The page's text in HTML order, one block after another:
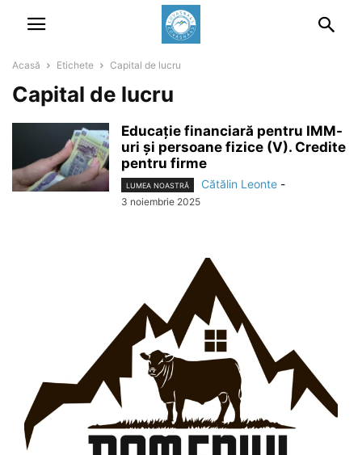
Acasă Etichete Capital de lucru
Capital de lucru
Educație financiară pentru IMM-
uri și persoane fizice (V). Credite
pentru firme
LUMEA NOASTRĂ Cătălin Leonte -
3 noiembrie 2025